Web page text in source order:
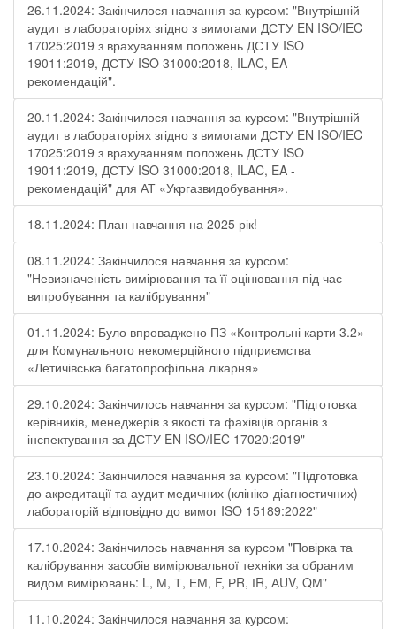
26.11.2024: Закінчилося навчання за курсом: "Внутрішній
аудит в лабораторіях згідно з вимогами ДСТУ EN ISO/IEC
17025:2019 з врахуванням положень ДСТУ ISO
19011:2019, ДСТУ ISO 31000:2018, ILAC, EA -
рекомендацій".
20.11.2024: Закінчилося навчання за курсом: "Внутрішній
аудит в лабораторіях згідно з вимогами ДСТУ EN ISO/IEC
17025:2019 з врахуванням положень ДСТУ ISO
19011:2019, ДСТУ ISO 31000:2018, ILAC, EA -
рекомендацій" для АТ «Укргазвидобування».
18.11.2024: План навчання на 2025 рік!
08.11.2024: Закінчилося навчання за курсом:
"Невизначеність вимірювання та її оцінювання під час
випробування та калібрування"
01.11.2024: Було впроваджено ПЗ «Контрольні карти 3.2»
для Комунального некомерційного підприємства
«Летичівська багатопрофільна лікарня»
29.10.2024: Закінчилось навчання за курсом: "Підготовка
керівників, менеджерів з якості та фахівців органів з
інспектування за ДСТУ EN ISO/IEC 17020:2019"
23.10.2024: Закінчилося навчання за курсом: "Підготовка
до акредитації та аудит медичних (клініко-діагностичних)
лабораторій відповідно до вимог ISO 15189:2022"
17.10.2024: Закінчилось навчання за курсом "Повірка та
калібрування засобів вимірювальної техніки за обраним
видом вимірювань: L, М, Т, ЕМ, F, РR, ІR, АUV, QМ"
11.10.2024: Закінчилося навчання за курсом: